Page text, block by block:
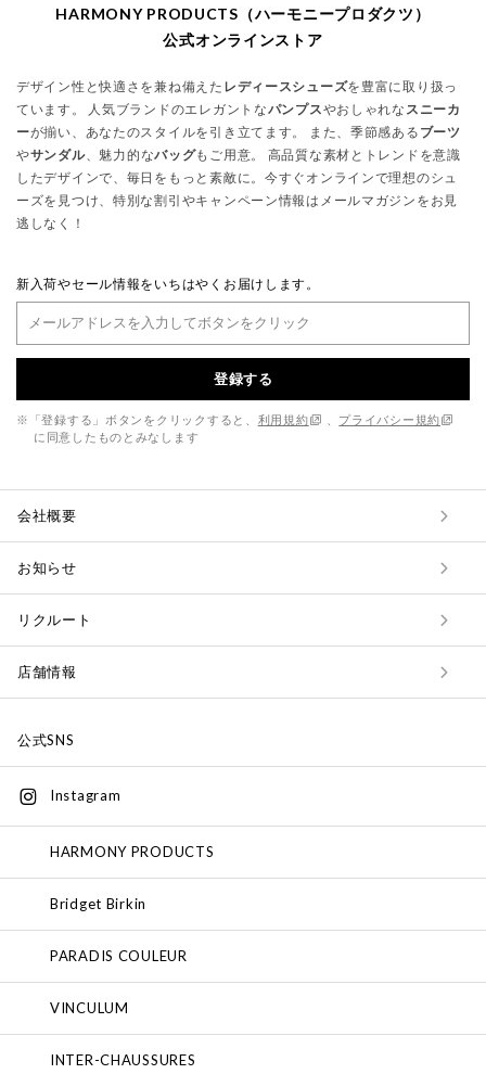
HARMONY PRODUCTS（ハーモニープロダクツ）
公式オンラインストア
デザイン性と快適さを兼ね備えた レディースシューズを豊富に取り扱っ
ています。 人気ブランドのエレガントなパンプスやおしゃれな スニーカ
ーが揃い、あなたのスタイルを引き立てます。 また、季節感ある ブーツ
やサンダル、魅力的なバッグもご用意。 高品質な素材とトレンドを意識
したデザインで、毎日をもっと素敵に。今すぐオンラインで理想のシュ
ーズを見つけ、特別な割引やキャンペーン情報はメールマガジンをお見
逃しなく！
新入荷やセール情報をいちはやくお届けします。
登録する
※「登録する」ボタンをクリックすると、 利用規約
プライバシー規約
に同意したものとみなします
会社概要
お知らせ
リクルート
店舗情報
公式SNS
Instagram
HARMONY PRODUCTS
Bridget Birkin
PARADIS COULEUR
VINCULUM
INTER-CHAUSSURES